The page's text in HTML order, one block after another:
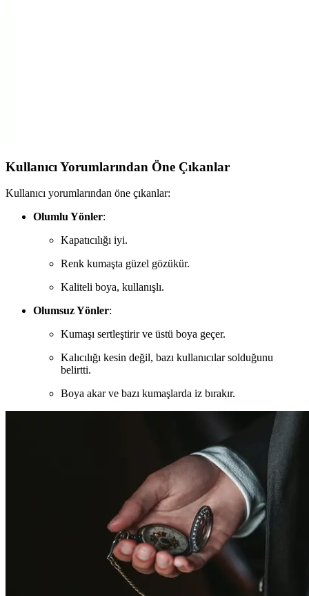
Kullanıcı Yorumlarından Öne Çıkanlar
Kullanıcı yorumlarından öne çıkanlar:
Olumlu Yönler:
Kapatıcılığı iyi.
Renk kumaşta güzel gözükür.
Kaliteli boya, kullanışlı.
Olumsuz Yönler:
Kumaşı sertleştirir ve üstü boya geçer.
Kalıcılığı kesin değil, bazı kullanıcılar solduğunu
belirtti.
Boya akar ve bazı kumaşlarda iz bırakır.